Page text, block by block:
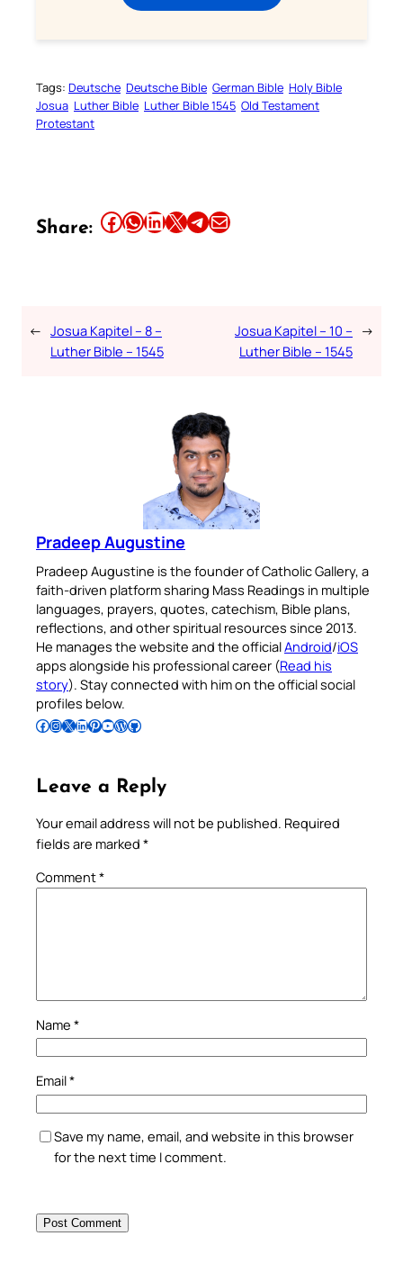
Tags: Deutsche Deutsche Bible German Bible Holy Bible
Josua Luther Bible Luther Bible 1545 Old Testament
Protestant
Share: Share this article on Facebook Share this article on WhatsApp Share this article on LinkedIn Share this article on X Share this article on TelegramEmail this Article
← Josua Kapitel – 8 –
Luther Bible – 1545
Josua Kapitel – 10 –
Luther Bible – 1545
→
Pradeep Augustine
Pradeep Augustine is the founder of Catholic Gallery, a
faith-driven platform sharing Mass Readings in multiple
languages, prayers, quotes, catechism, Bible plans,
reflections, and other spiritual resources since 2013.
He manages the website and the officialAndroid/iOS
apps alongside his professional career (Read his
story). Stay connected with him on the official social
profiles below.
Follow Pradeep on Facebook Follow Pradeep on InstagramFollow Pradeep on X Follow Pradeep on LinkedIn Follow Pradeep on Pinterest Subscribe to Pradeep’s Youtube Channel Follow Pradeep on WordPress Follow Pradeep on GitHub
Leave a Reply
Your email address will not be published. Required
fields are marked *
Comment*
Name *
Email*
Save my name, email, and website in this browser
for the next time I comment.